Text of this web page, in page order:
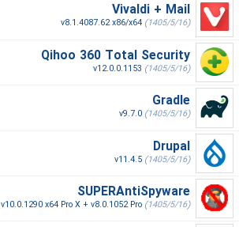
Vivaldi + Mail
v8.1.4087.62 x86/x64 (1405/5/16)
Qihoo 360 Total Security
v12.0.0.1153 (1405/5/16)
Gradle
v9.7.0 (1405/5/16)
Drupal
v11.4.5 (1405/5/16)
SUPERAntiSpyware
v10.0.1290 x64 Pro X + v8.0.1052 Pro (1405/5/16)